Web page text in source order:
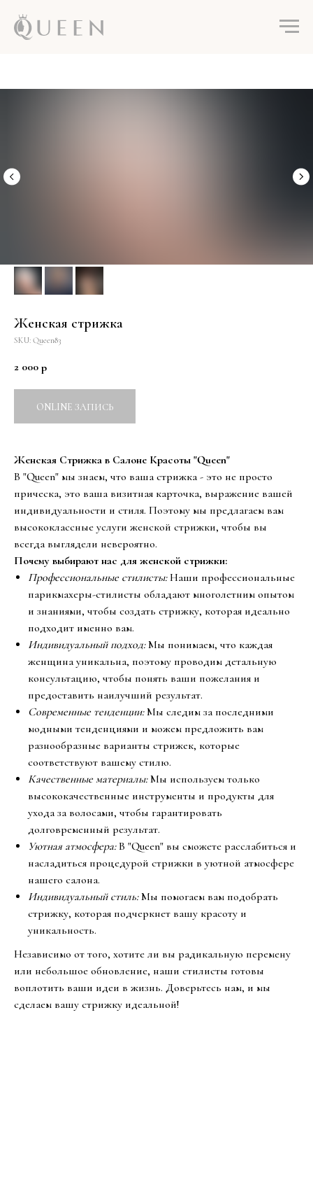
Женская стрижка
SKU: Queen83
2 000 р
ONLINE ЗАПИСЬ
Женская Стрижка в Салоне Красоты "Queen"
В "Queen" мы знаем, что ваша стрижка - это не просто
прическа, это ваша визитная карточка, выражение вашей
индивидуальности и стиля. Поэтому мы предлагаем вам
высококлассные услуги женской стрижки, чтобы вы
всегда выглядели невероятно.
Почему выбирают нас для женской стрижки:
Профессиональные стилисты:Наши профессиональные
парикмахеры-стилисты обладают многолетним опытом
и знаниями, чтобы создать стрижку, которая идеально
подходит именно вам.
Индивидуальный подход:Мы понимаем, что каждая
женщина уникальна, поэтому проводим детальную
консультацию, чтобы понять ваши пожелания и
предоставить наилучший результат.
Современные тенденции:Мы следим за последними
модными тенденциями и можем предложить вам
разнообразные варианты стрижек, которые
соответствуют вашему стилю.
Качественные материалы:Мы используем только
высококачественные инструменты и продукты для
ухода за волосами, чтобы гарантировать
долговременный результат.
Уютная атмосфера:В "Queen" вы сможете расслабиться и
насладиться процедурой стрижки в уютной атмосфере
нашего салона.
Индивидуальный стиль:Мы помогаем вам подобрать
стрижку, которая подчеркнет вашу красоту и
уникальность.
Независимо от того, хотите ли вы радикальную перемену
или небольшое обновление, наши стилисты готовы
воплотить ваши идеи в жизнь. Доверьтесь нам, и мы
сделаем вашу стрижку идеальной!